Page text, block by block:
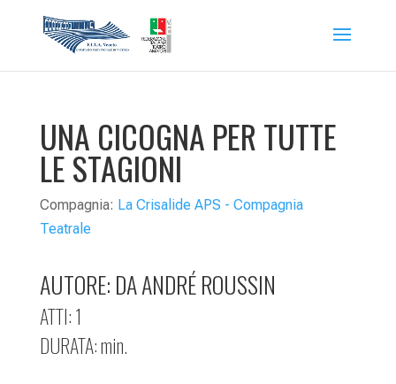
UNA CICOGNA PER TUTTE
LE STAGIONI
Compagnia: La Crisalide APS - Compagnia
Teatrale
AUTORE: DA ANDRÉ ROUSSIN
ATTI: 1
DURATA: min.